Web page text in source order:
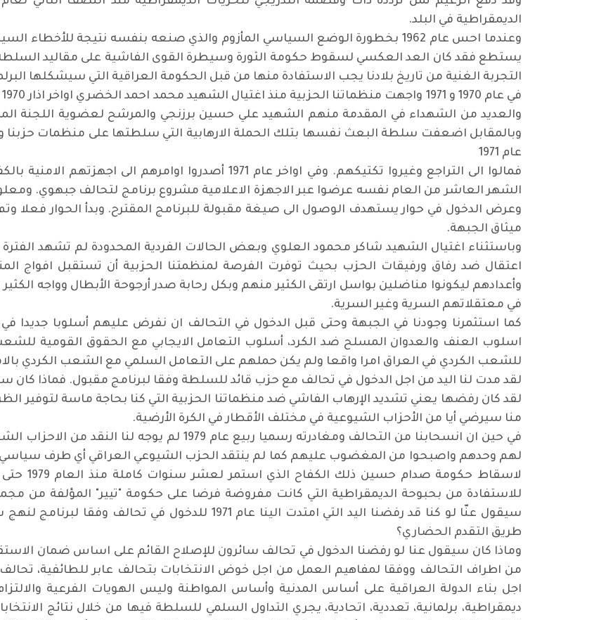
الديمقراطية في البلد.
وعندما احس عام 1962 بخطورة الوضع السياسي المأزوم والذي صنعه بنفسه نتيجة
يستطع فقد كان العد العكسي لسقوط حكومة الثورة وسيطرة القوى الفاشية على مقاليد
التجربة الغنية من تاريخ بلادنا يجب الاستفادة منها من قبل الحكومة العراقية التي سيشكلها
والعديد من الشهداء في المقدمة منهم الشهيد علي حسين برزنجي والمرشح لعضوية اللجنة
وبالمقابل اضعفت سلطة البعث نفسها بتلك الحملة الارهابية التي سلطتها على منظمات حزبنا
عام 1971
فمالوا الى التراجع وغيروا تكتيكهم. وفي اواخر عام 1971 أصدروا
الشهر العاشر من العام نفسه عرضوا عبر الاجهزة الاعلامية مشروع برنامج لتحالف جبهوي.
ميثاق الجبهة.
اعتقال ضد رفاق ورفيقات الحزب بحيث توفرت الفرصة لمنظمتنا الحزبية أن تستقبل افواج
وأعدادهم ليكونوا مناضلين بواسل ارتقى الكثير منهم وبكل رحابة صدر أرجوحة الأبطال وواجه
في معتقلاتهم السرية وغير السرية.
كما استثمرنا وجودنا في الجبهة وحتى قبل الدخول في التحالف ان نفرض عليهم أسلوبا جديدا
اسلوب العنف والعدوان المسلح ضد الكرد، أسلوب التعامل الايجابي مع الحقوق القومية
للشعب الكردي في العراق امرا واقعا ولم يكن حملهم على التعامل السلمي مع الشعب الكردي
لقد مدت لنا اليد من اجل الدخول في تحالف مع حزب قائد للسلطة وفقا لبرنامج مقبول. فماذا كان
لقد كان رفضها يعني تشديد الإرهاب الفاشي ضد منظماتنا الحزبية التي كنا بحاجة ماسة لتوفير
منا سيرضي أيا من الأحزاب الشيوعية في مختلف الأقطار في الكرة الأرضية.
في حين ان انسحابنا من التحالف ومغادرته رسميا ربيع عام
لهم وحدهم واصبحوا من المغضوب عليهم كما لم ينتقد الحزب الشيوعي العراقي أي طرف سياسي
للاستفادة من بحبوحة الديمقراطية التي كانت مفروضة فرضا على حكومة "تيير" المؤلفة من
سيقول عنّا لو كنا قد رفضنا اليد التي امتدت الينا عام 1971
طريق التقدم الحضاري؟
وماذا كان سيقول عنا لو رفضنا الدخول في تحالف سائرون للإصلاح القائم على اساس ضمان
من اطراف التحالف ووفقا لمفاهيم العمل من اجل خوض الانتخابات بتحالف عابر للطائفية،
اجل بناء الدولة العراقية على أساس المدنية وأساس المواطنة وليس الهويات الفرعية
ديمقراطية، برلمانية، تعددية، اتحادية، يجري التداول السلمي للسلطة فيها من خلال نتائج